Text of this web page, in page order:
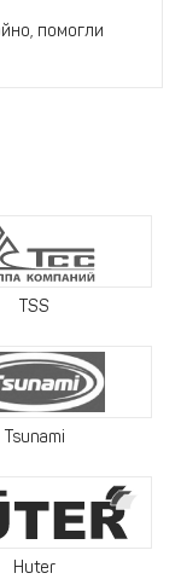
помогли
TSS
Tsunami
Huter